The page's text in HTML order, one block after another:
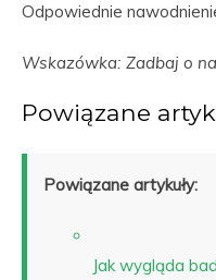
Odpowiednie
Wskazówka: Zadbaj o
Powiązane
Powiązane artykuły:
Jak wygląda